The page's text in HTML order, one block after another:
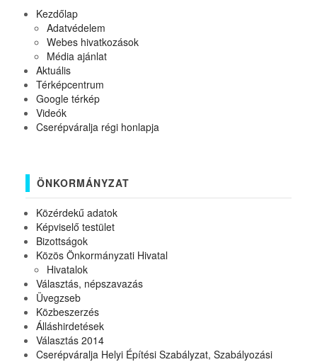
Kezdőlap
Adatvédelem
Webes hivatkozások
Média ajánlat
Aktuális
Térképcentrum
Google térkép
Videók
Cserépváralja régi honlapja
ÖNKORMÁNYZAT
Közérdekű adatok
Képviselő testület
Bizottságok
Közös Önkormányzati Hivatal
Hivatalok
Választás, népszavazás
Üvegzseb
Közbeszerzés
Álláshirdetések
Választás 2014
Cserépváralja Helyi Építési Szabályzat, Szabályozási